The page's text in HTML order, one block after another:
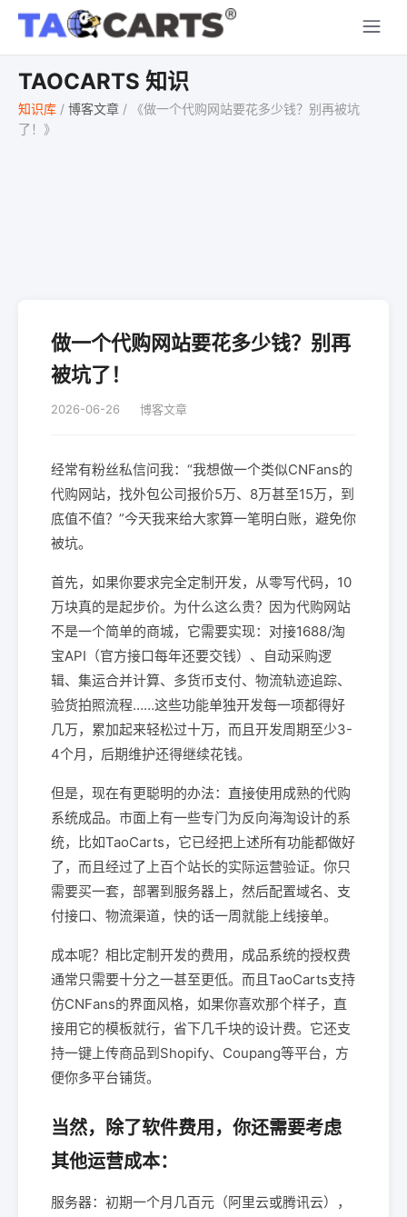
TAOCARTS 知识
知识库 / 博客文章 /
《做一个代购网站要花多少钱？别再被坑
了！》
做一个代购网站要花多少钱？别再
被坑了！
2026-06-26 博客文章
经常有粉丝私信问我：“我想做一个类似CNFans的
代购网站，找外包公司报价5万、8万甚至15万，到
底值不值？”今天我来给大家算一笔明白账，避免你
被坑。
首先，如果你要求完全定制开发，从零写代码，10
万块真的是起步价。为什么这么贵？因为代购网站
不是一个简单的商城，它需要实现：对接1688/淘
宝API（官方接口每年还要交钱）、自动采购逻
辑、集运合并计算、多货币支付、物流轨迹追踪、
验货拍照流程……这些功能单独开发每一项都得好
几万，累加起来轻松过十万，而且开发周期至少3-
4个月，后期维护还得继续花钱。
但是，现在有更聪明的办法：直接使用成熟的代购
系统成品。市面上有一些专门为反向海淘设计的系
统，比如TaoCarts，它已经把上述所有功能都做好
了，而且经过了上百个站长的实际运营验证。你只
需要买一套，部署到服务器上，然后配置域名、支
付接口、物流渠道，快的话一周就能上线接单。
成本呢？相比定制开发的费用，成品系统的授权费
通常只需要十分之一甚至更低。而且TaoCarts支持
仿CNFans的界面风格，如果你喜欢那个样子，直
接用它的模板就行，省下几千块的设计费。它还支
持一键上传商品到Shopify、Coupang等平台，方
便你多平台铺货。
当然，除了软件费用，你还需要考虑
其他运营成本：
服务器：初期一个月几百元（阿里云或腾讯云），